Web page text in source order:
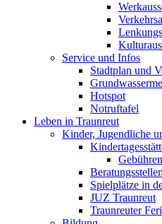
Service und Infos
Stadtplan und
Hotspot
Notruftafel
Leben in Traunreut
Kinder, Jugendliche
Gebühren
Spielplätze in
JUZ Traunreut
Traunreuter